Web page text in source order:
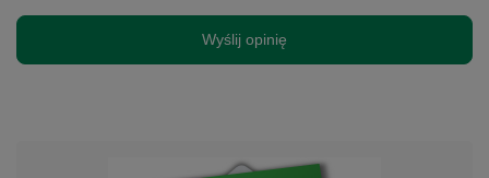
Wyślij opinię